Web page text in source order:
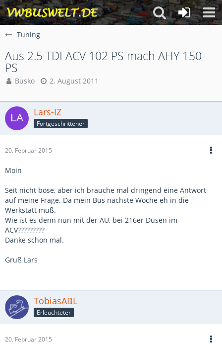
Tuning
Aus 2.5 TDI ACV 102 PS mach AHY 150
PS
Busko 2. August 2011
Lars-IZ
Fortgeschrittener
20. Februar 2015
Moin
Seit nicht böse, aber ich brauche mal dringend eine Antwort
auf meine Frage. Da mein Bus nächste Woche eh in die
Werkstatt muß.
Wie ist es denn nun mit der AU, bei 216er Düsen im
ACV?????????
Danke schon mal.
Gruß Lars
TobiasABL
Erleuchteter
20. Februar 2015